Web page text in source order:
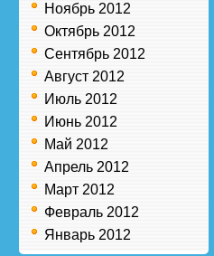
Ноябрь 2012
Октябрь 2012
Сентябрь 2012
Август 2012
Июль 2012
Июнь 2012
Май 2012
Апрель 2012
Март 2012
Февраль 2012
Январь 2012